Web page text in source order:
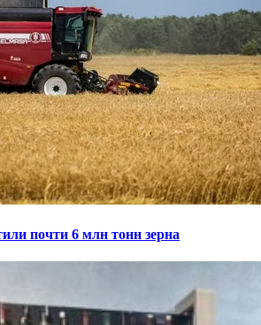
почти 6 млн тонн зерна